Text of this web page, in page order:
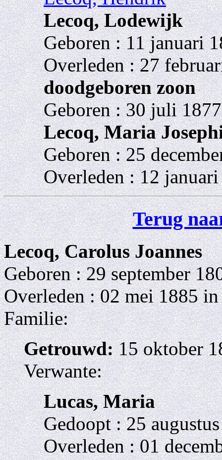
Lecoq, Lodewijk
Geboren : 11 januari
Overleden : 27
doodgeboren zoon
Geboren : 30 juli
Lecoq, Maria
Geboren : 25
Overleden : 12
Terug
Lecoq, Carolus Joannes
Geboren : 29 september
Overleden : 02 mei 1885
Familie:
Getrouwd:15 oktober
Verwante:
Lucas, Maria
Gedoopt : 25
Overleden : 01